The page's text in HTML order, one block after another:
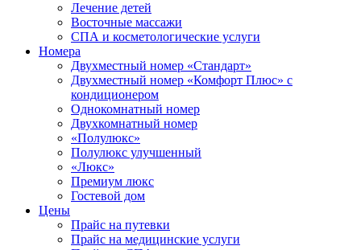
Лечение детей
Восточные массажи
СПА и косметологические услуги
Номера
Двухместный номер «Стандарт»
Двухместный номер «Комфорт Плюс» с
кондиционером
Однокомнатный номер
Двухкомнатный номер
«Полулюкс»
Полулюкс улучшенный
«Люкс»
Премиум люкс
Гостевой дом
Цены
Прайс на путевки
Прайс на медицинские услуги